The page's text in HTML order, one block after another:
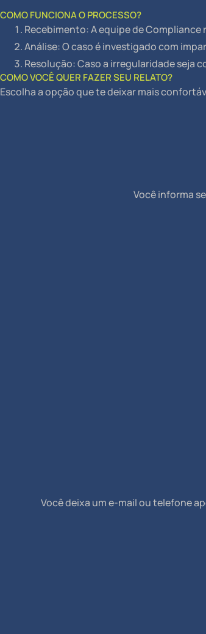
COMO FUNCIONA O PROCESSO?
Recebimento: A equipe de
Análise: O caso é investigado com
Resolução: Caso a irregularidade seja
COMO VOCÊ QUER FAZER SEU RELATO?
Escolha a opção que te deixar mais
Você informa
Você deixa um e-mail ou telefone